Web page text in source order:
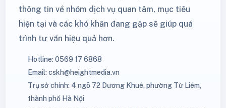
thông tin về nhóm dịch vụ quan tâm, mục tiêu
hiện tại và các khó khăn đang gặp sẽ giúp quá
trình tư vấn hiệu quả hơn.
Hotline: 0569 17 6868
Email: cskh@heightmedia.vn
Trụ sở chính: 4 ngõ 72 Dương Khuê, phường Từ Liêm,
thành phố Hà Nội